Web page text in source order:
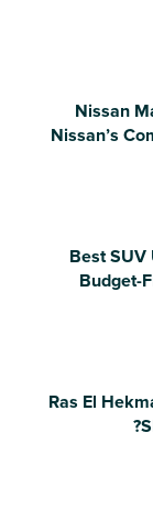
Nissan
Nissan’s
Best SUV
Budget-
Ras El